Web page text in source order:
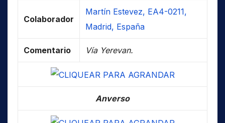
Colaborador
Martín Estevez, EA4-0211,
Madrid, España
Comentario Vía Yerevan.
Anverso